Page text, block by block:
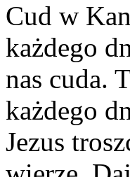
Cud w
każdego
nas cuda.
każdego
Jezus